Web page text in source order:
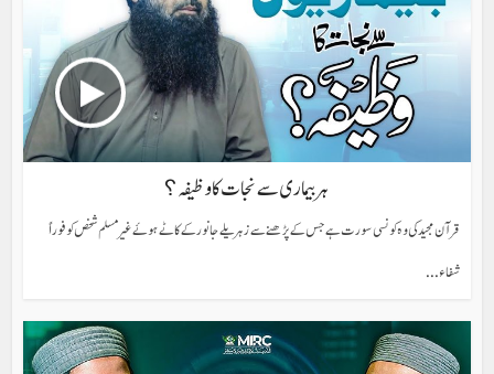
ہر بیماری سے نجات کا وظیفہ؟
قرآن مجید کی وہ کونسی سورت ہے جس کے پڑھنے سے زہریلے جانور کے کاٹے ہوئے غیر مسلم شخص کو فوراً
شفاء...